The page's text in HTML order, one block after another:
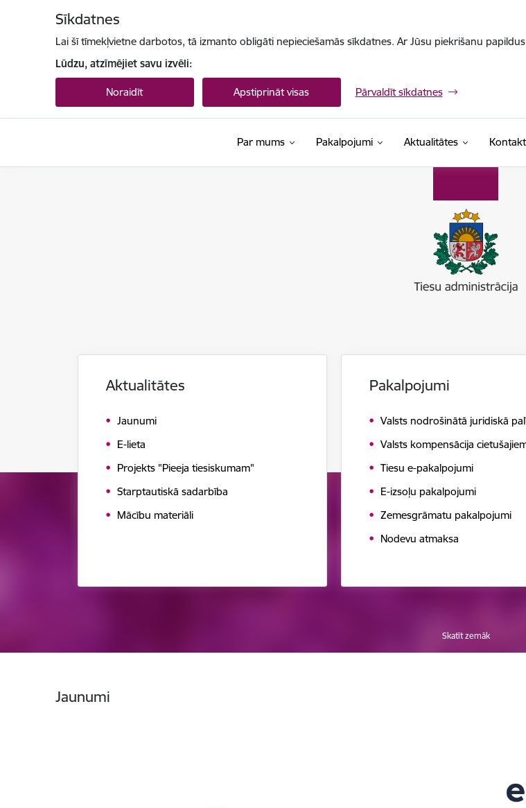
Sīkdatnes
Lai šī tīmekļvietne darbotos, tā izmanto obligāti nepieciešamās sīkdatnes. Ar Jūsu piekrišanu
Lūdzu, atzīmējiet savu izvēli:
Noraidīt Apstiprināt visas Pārvaldīt sīkdatnes
Par mums Pakalpojumi Aktualitātes
Aktualitātes
Jaunumi
E-lieta
Projekts "Pieeja tiesiskumam"
Starptautiskā sadarbība
Mācību materiāli
Pakalpojumi
Valsts nodrošinātā juridiskā
Valsts kompensācija
Tiesu e-pakalpojumi
E-izsoļu pakalpojumi
Zemesgrāmatu pakalpojumi
Nodevu atmaksa
Skatīt zemāk
Jaunumi